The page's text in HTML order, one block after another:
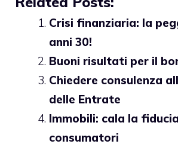
Crisi finanziaria: la
anni 30!
Buoni risultati per il
Chiedere consulenza
delle Entrate
Immobili: cala la
consumatori